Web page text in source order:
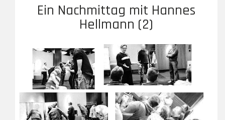
Ein Nachmittag mit Hannes
Hellmann (2)